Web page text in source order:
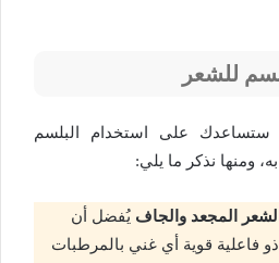
للشعر
ستساعدك على استخدام البلسم
ومنها نذكر ما يلي:
الشعر المجعد والجاف يُفضل أن
فاعلية قوية أي غني بالمرطبات